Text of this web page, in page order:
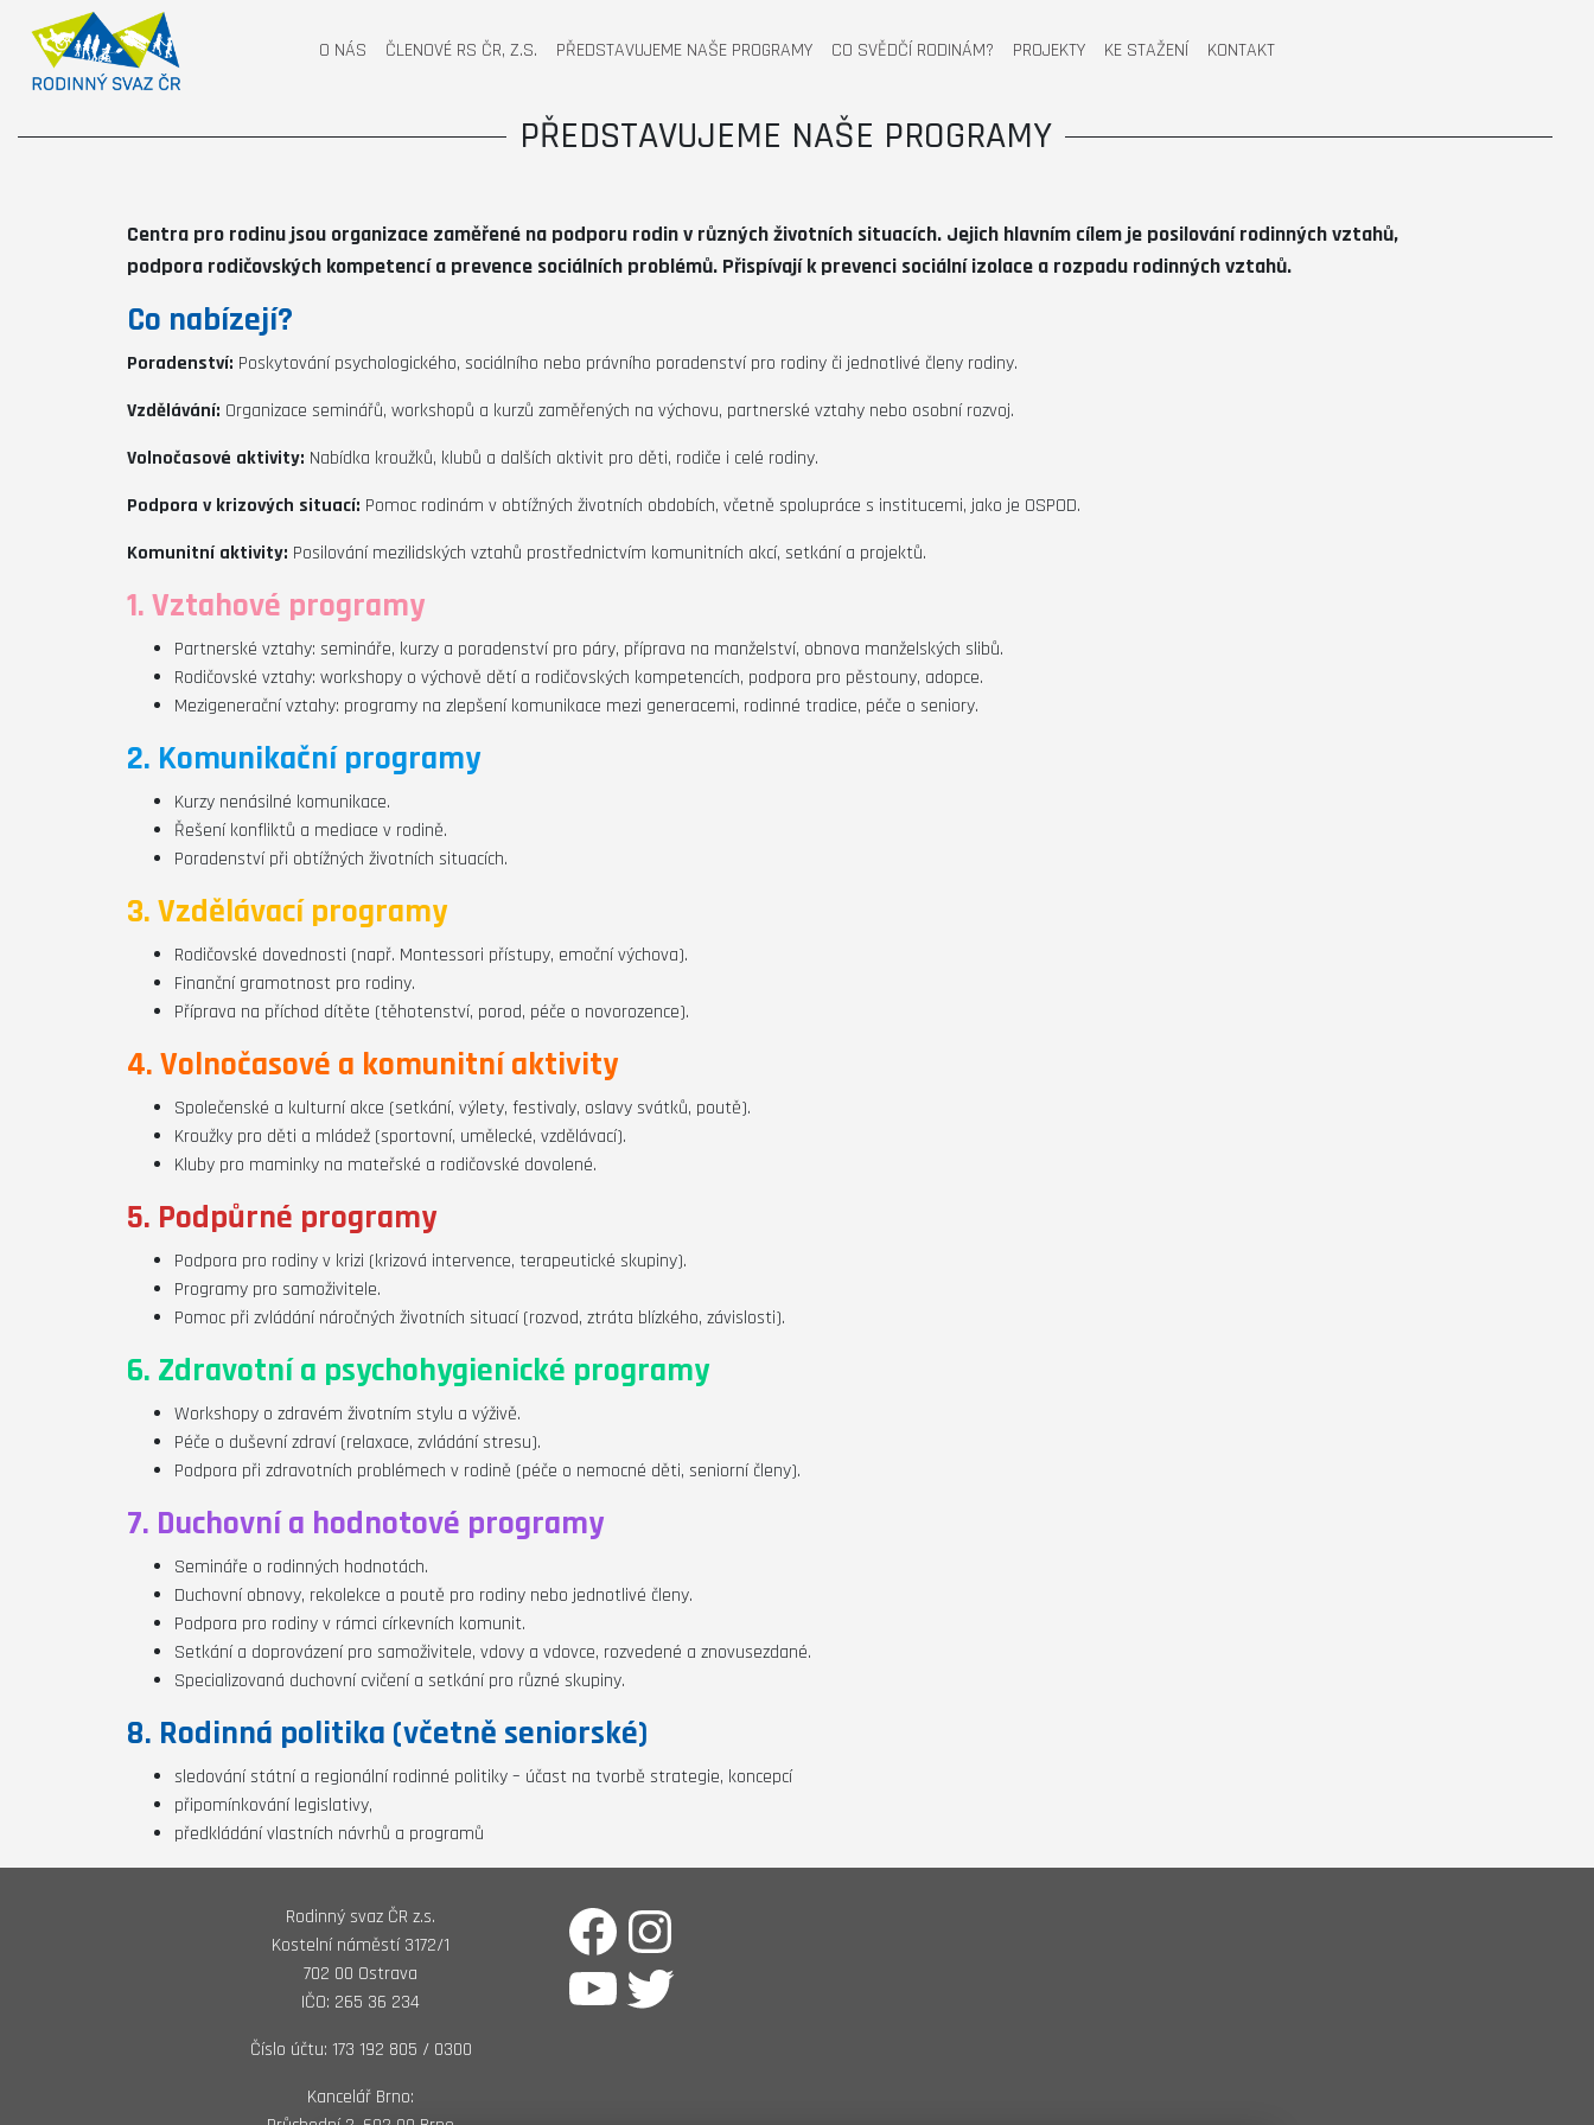
O NÁS ČLENOVÉ RS ČR, Z.S. PŘEDSTAVUJEME NAŠE PROGRAMY CO SVĚDČÍ RODINÁM? PROJEKTY KE STAŽENÍ KONTAKT
PŘEDSTAVUJEME NAŠE PROGRAMY
Centra pro rodinu jsou organizace zaměřené na podporu rodin v různých životních situacích. Jejich hlavním cílem je posilování rodinných vztahů,
podpora rodičovských kompetencí a prevence sociálních problémů. Přispívají k prevenci sociální izolace a rozpadu rodinných vztahů.
Co nabízejí?
Poradenství: Poskytování psychologického, sociálního nebo právního poradenství pro rodiny či jednotlivé členy rodiny.
Vzdělávání: Organizace seminářů, workshopů a kurzů zaměřených na výchovu, partnerské vztahy nebo osobní rozvoj.
Volnočasové aktivity: Nabídka kroužků, klubů a dalších aktivit pro děti, rodiče i celé rodiny.
Podpora v krizových situací: Pomoc rodinám v obtížných životních obdobích, včetně spolupráce s institucemi, jako je OSPOD.
Komunitní aktivity: Posilování mezilidských vztahů prostřednictvím komunitních akcí, setkání a projektů.
1. Vztahové programy
Partnerské vztahy: semináře, kurzy a poradenství pro páry, příprava na manželství, obnova manželských slibů.
Rodičovské vztahy: workshopy o výchově dětí a rodičovských kompetencích, podpora pro pěstouny, adopce.
Mezigenerační vztahy: programy na zlepšení komunikace mezi generacemi, rodinné tradice, péče o seniory.
2. Komunikační programy
Kurzy nenásilné komunikace.
Řešení konfliktů a mediace v rodině.
Poradenství při obtížných životních situacích.
3. Vzdělávací programy
Rodičovské dovednosti (např. Montessori přístupy, emoční výchova).
Finanční gramotnost pro rodiny.
Příprava na příchod dítěte (těhotenství, porod, péče o novorozence).
4. Volnočasové a komunitní aktivity
Společenské a kulturní akce (setkání, výlety, festivaly, oslavy svátků, poutě).
Kroužky pro děti a mládež (sportovní, umělecké, vzdělávací).
Kluby pro maminky na mateřské a rodičovské dovolené.
5. Podpůrné programy
Podpora pro rodiny v krizi (krizová intervence, terapeutické skupiny).
Programy pro samoživitele.
Pomoc při zvládání náročných životních situací (rozvod, ztráta blízkého, závislosti).
6. Zdravotní a psychohygienické programy
Workshopy o zdravém životním stylu a výživě.
Péče o duševní zdraví (relaxace, zvládání stresu).
Podpora při zdravotních problémech v rodině (péče o nemocné děti, seniorní členy).
7. Duchovní a hodnotové programy
Semináře o rodinných hodnotách.
Duchovní obnovy, rekolekce a poutě pro rodiny nebo jednotlivé členy.
Podpora pro rodiny v rámci církevních komunit.
Setkání a doprovázení pro samoživitele, vdovy a vdovce, rozvedené a znovusezdané.
Specializovaná duchovní cvičení a setkání pro různé skupiny.
8. Rodinná politika (včetně seniorské)
sledování státní a regionální rodinné politiky – účast na tvorbě strategie, koncepcí
připomínkování legislativy,
předkládání vlastních návrhů a programů
Rodinný svaz ČR z.s.
Kostelní náměstí 3172/1
702 00 Ostrava
IČO: 265 36 234
Číslo účtu: 173 192 805 / 0300
Kancelář Brno:
Facebook Instagram
YouTube Twitter